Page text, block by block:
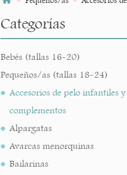
Categorías
Bebés (tallas 16-20)
Pequeños/as (tallas 18-24)
Accesorios de pelo infantiles y
complementos
Alpargatas
Avarcas menorquinas
Bailarinas